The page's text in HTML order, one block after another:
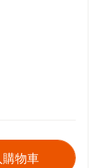
物車